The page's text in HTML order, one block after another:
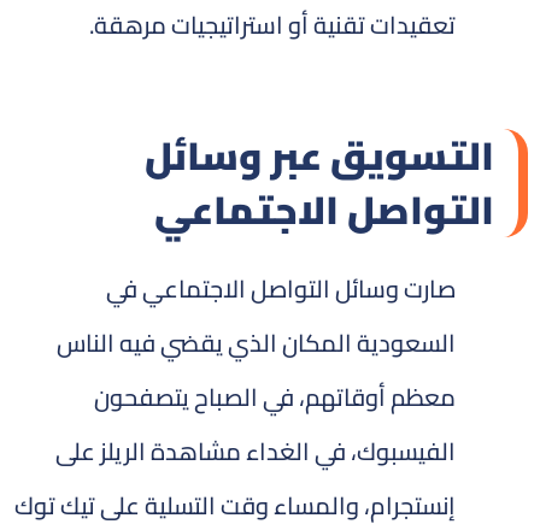
تعقيدات تقنية أو استراتيجيات مرهقة.
التسويق عبر وسائل
التواصل الاجتماعي
صارت وسائل التواصل الاجتماعي في
السعودية المكان الذي يقضي فيه الناس
معظم أوقاتهم، في الصباح يتصفحون
الفيسبوك، في الغداء مشاهدة الريلز على
إنستجرام، والمساء وقت التسلية على تيك توك